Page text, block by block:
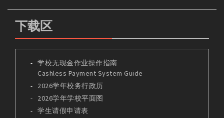
下载区
学校无现金作业操作指南
Cashless Payment System Guide
2026学年校务行政历
2026学年学校平面图
学生请假申请表